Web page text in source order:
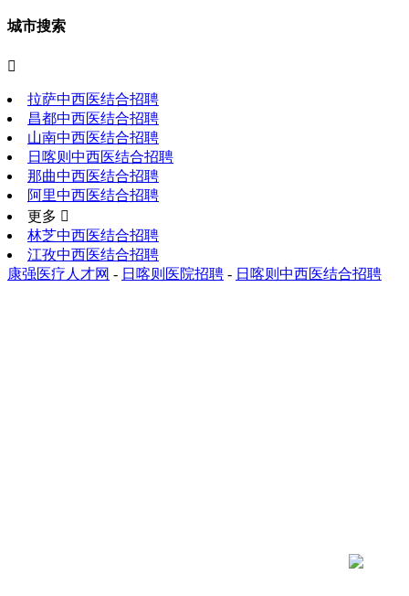
城市搜索

拉萨中西医结合招聘
昌都中西医结合招聘
山南中西医结合招聘
日喀则中西医结合招聘
那曲中西医结合招聘
阿里中西医结合招聘
更多 
林芝中西医结合招聘
江孜中西医结合招聘
康强医疗人才网 - 日喀则医院招聘 - 日喀则中西医结合招聘